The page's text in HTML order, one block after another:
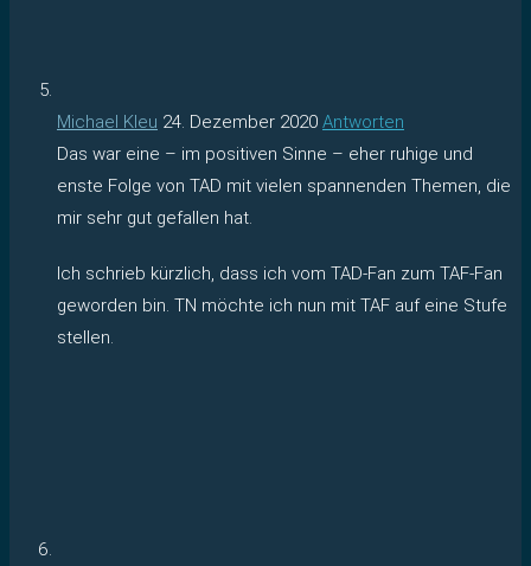
Michael Kleu 24. Dezember 2020 Antworten
Das war eine – im positiven Sinne – eher ruhige und
enste Folge von TAD mit vielen spannenden Themen, die
mir sehr gut gefallen hat.
Ich schrieb kürzlich, dass ich vom TAD-Fan zum TAF-Fan
geworden bin. TN möchte ich nun mit TAF auf eine Stufe
stellen.